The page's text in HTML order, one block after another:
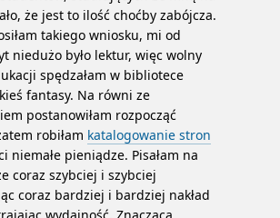
że jest to ilość choćby zabójcza.
takiego wniosku, mi od
niedużo było lektur, więc wolny
spędzałam w bibliotece
fantasy. Na równi ze
postanowiłam rozpocząć
robiłam katalogowanie stron
niemałe pieniądze. Pisałam na
coraz szybciej i szybciej
coraz bardziej i bardziej nakład